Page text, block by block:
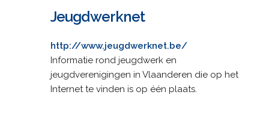
Jeugdwerknet
http://www.jeugdwerknet.be/
Informatie rond jeugdwerk en
jeugdverenigingen in Vlaanderen die op het
Internet te vinden is op één plaats.